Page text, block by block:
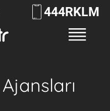
444RKLM